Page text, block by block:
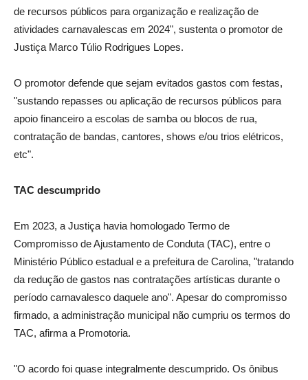
de recursos públicos para organização e realização de
atividades carnavalescas em 2024", sustenta o promotor de
Justiça Marco Túlio Rodrigues Lopes.
O promotor defende que sejam evitados gastos com festas,
"sustando repasses ou aplicação de recursos públicos para
apoio financeiro a escolas de samba ou blocos de rua,
contratação de bandas, cantores, shows e/ou trios elétricos,
etc".
TAC descumprido
Em 2023, a Justiça havia homologado Termo de
Compromisso de Ajustamento de Conduta (TAC), entre o
Ministério Público estadual e a prefeitura de Carolina, "tratando
da redução de gastos nas contratações artísticas durante o
período carnavalesco daquele ano". Apesar do compromisso
firmado, a administração municipal não cumpriu os termos do
TAC, afirma a Promotoria.
"O acordo foi quase integralmente descumprido. Os ônibus